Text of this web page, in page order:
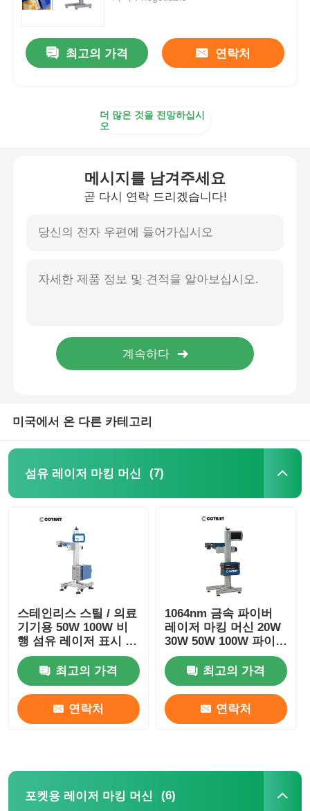
이산화 탄소 레이저 마킹 머신
tij 잉크젯 프린터
산업용 잉크 카트리지
최고의 가격 연락처
더 많은 것을 전망하십시
오
메시지를 남겨주세요
곧 다시 연락 드리겠습니다!
미국에서 온 다른 카테고리
섬유 레이저 마킹 머신 (7)
스테인리스 스틸 / 의료
기기용 50W 100W 비
행 섬유 레이저 표시 기
계
최고의 가격
연락처
1064nm 금속 파이버
레이저 마킹 머신 20W
30W 50W 100W 파이
프용
최고의 가격
연락처
포켓용 레이저 마킹 머신 (6)